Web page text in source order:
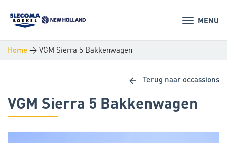
MENU
Home > VGM Sierra 5 Bakkenwagen
VGM Sierra 5 Bakkenwagen
arrow_back Terug naar occassions